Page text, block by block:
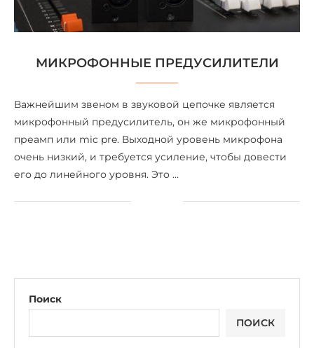
МИКРОФОННЫЕ ПРЕДУСИЛИТЕЛИ
Важнейшим звеном в звуковой цепочке является
микрофонный предусилитель, он же микрофонный
преамп или mic pre. Выходной уровень микрофона
очень низкий, и требуется усиление, чтобы довести
его до линейного уровня. Это …
Поиск
ПОИСК